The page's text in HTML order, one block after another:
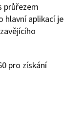
průřezem
hlavní aplikací je
pro získání